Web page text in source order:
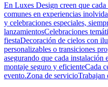
En Luxes Design creen que
comunes en experiencias
y celebraciones especiales,
lanzamientosCelebraciones
fiestaDecoración de cielos con
personalizables o transiciones
asegurando que cada
montaje seguro y eficienteCada
evento.Zona de servicioTrabajan